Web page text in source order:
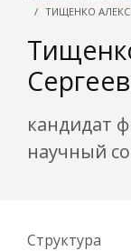
ТИЩЕНКО
кандидат
научный
Структура